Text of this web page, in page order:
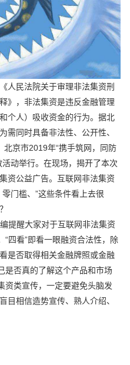
人民法院关于审理非法集资刑
》，非法集资是违反金融管理
个人）吸收资金的行为。据北
需同时具备非法性、公开性、
京市2019年“携手筑网，同防
动举行。在现场，揭开了本次
资公益广告。互联网非法集资
门槛、”这些条件看上去很
提醒大家对于互联网非法集资
“四看”即看一眼融资合法性，除
是否取得相关金融牌照或金融
是否真的了解这个产品和市场
资类宣传，一定要避免头脑发
目相信造势宣传、熟人介绍、